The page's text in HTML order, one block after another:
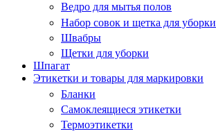
Ведро для мытья полов
Набор совок и щетка для уборки
Швабры
Щетки для уборки
Шпагат
Этикетки и товары для маркировки
Бланки
Самоклеящиеся этикетки
Термоэтикетки